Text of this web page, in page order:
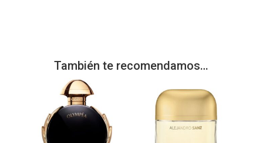
También te recomendamos…